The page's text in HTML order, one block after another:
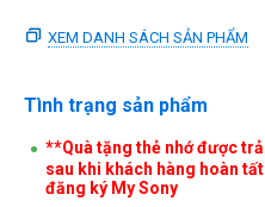
XEM DANH SÁCH SẢN PHẨM
Tình trạng sản phẩm
**Quà tặng thẻ nhớ được trả
sau khi khách hàng hoàn tất
đăng ký My Sony